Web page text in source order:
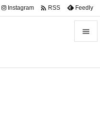

Instagram  RSS Feedly